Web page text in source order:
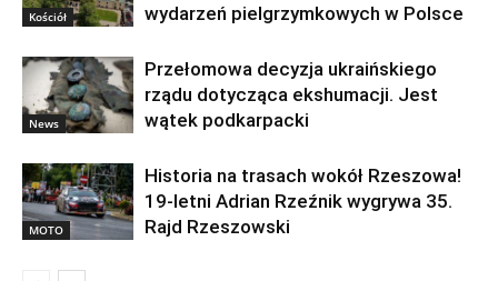
Kościół
wydarzeń pielgrzymkowych w Polsce
News
Przełomowa decyzja ukraińskiego
rządu dotycząca ekshumacji. Jest
wątek podkarpacki
MOTO
Historia na trasach wokół Rzeszowa!
19-letni Adrian Rzeźnik wygrywa 35.
Rajd Rzeszowski